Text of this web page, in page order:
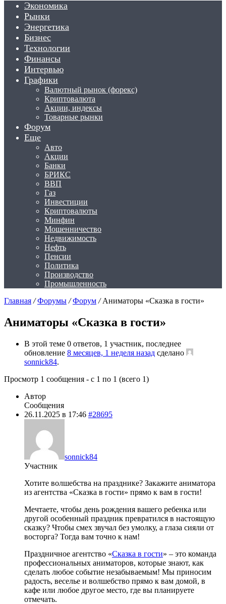
Экономика
Рынки
Энергетика
Бизнес
Технологии
Финансы
Интервью
Графики
Валютный рынок (форекс)
Криптовалюта
Акции, индексы
Товарные рынки
Форум
Еще
Авто
Акции
Банки
БРИКС
ВВП
Газ
Инвестиции
Криптовалюты
Минфин
Мошенничество
Недвижимость
Нефть
Пенсии
Политика
Производство
Промышленность
Главная / Форумы / Форум / Аниматоры «Сказка в гости»
Аниматоры «Сказка в гости»
В этой теме 0 ответов, 1 участник, последнее
обновление 8 месяцев, 1 неделя назад сделано
sonnick84.
Просмотр 1 сообщения - с 1 по 1 (всего 1)
Автор
Сообщения
26.11.2025 в 17:46 #28695
sonnick84
Участник
Хотите волшебства на празднике? Закажите аниматора
из агентства «Сказка в гости» прямо к вам в гости!
Мечтаете, чтобы день рождения вашего ребенка или
другой особенный праздник превратился в настоящую
сказку? Чтобы смех звучал без умолку, а глаза сияли от
восторга? Тогда вам точно к нам!
Праздничное агентство «Сказка в гости» – это команда
профессиональных аниматоров, которые знают, как
сделать любое событие незабываемым! Мы приносим
радость, веселье и волшебство прямо к вам домой, в
кафе или любое другое место, где вы планируете
отмечать.